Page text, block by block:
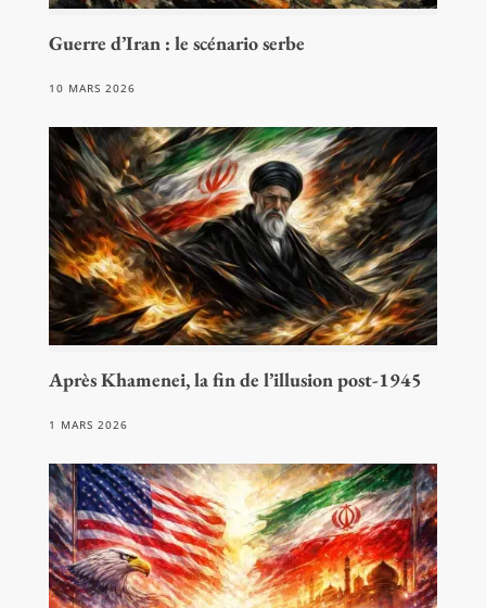
Guerre d’Iran : le scénario serbe
10 MARS 2026
Après Khamenei, la fin de l’illusion post-1945
1 MARS 2026